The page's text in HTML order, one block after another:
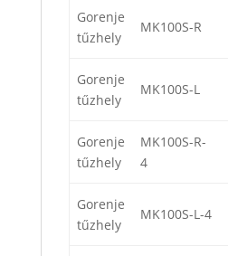
Gorenje
tűzhely
MK100S-R
Gorenje
tűzhely
MK100S-L
Gorenje
tűzhely
MK100S-R-
4
Gorenje
tűzhely
MK100S-L-4